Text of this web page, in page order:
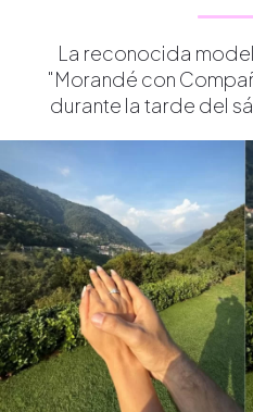
La reconocida
"Morandé con
durante la tarde del